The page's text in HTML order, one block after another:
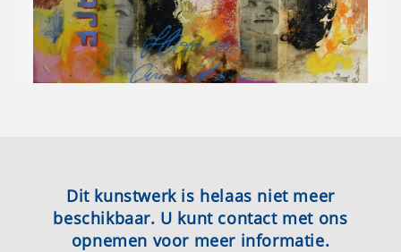
Dit kunstwerk is helaas niet meer
beschikbaar. U kunt contact met ons
opnemen voor meer informatie.